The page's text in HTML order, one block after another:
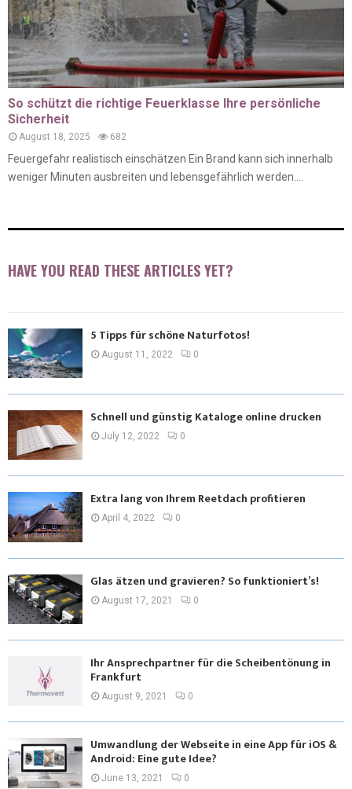
So schützt die richtige Feuerklasse Ihre persönliche
Sicherheit
August 18, 2025 682
Feuergefahr realistisch einschätzen Ein Brand kann sich innerhalb
weniger Minuten ausbreiten und lebensgefährlich werden....
HAVE YOU READ THESE ARTICLES YET?
5 Tipps für schöne Naturfotos!
August 11, 2022 0
Schnell und günstig Kataloge online drucken
July 12, 2022 0
Extra lang von Ihrem Reetdach profitieren
April 4, 2022 0
Glas ätzen und gravieren? So funktioniert’s!
August 17, 2021 0
Ihr Ansprechpartner für die Scheibentönung in
Frankfurt
August 9, 2021 0
Umwandlung der Webseite in eine App für iOS &
Android: Eine gute Idee?
June 13, 2021 0